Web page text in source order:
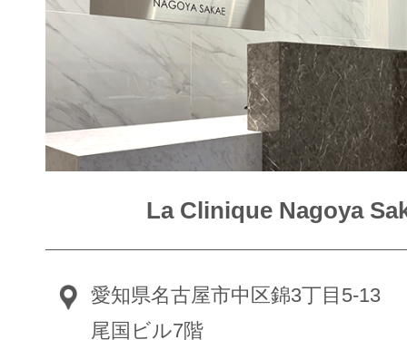
La Clinique Nagoya
愛知県名古屋市中区錦3丁目5-13
尾国ビル7階